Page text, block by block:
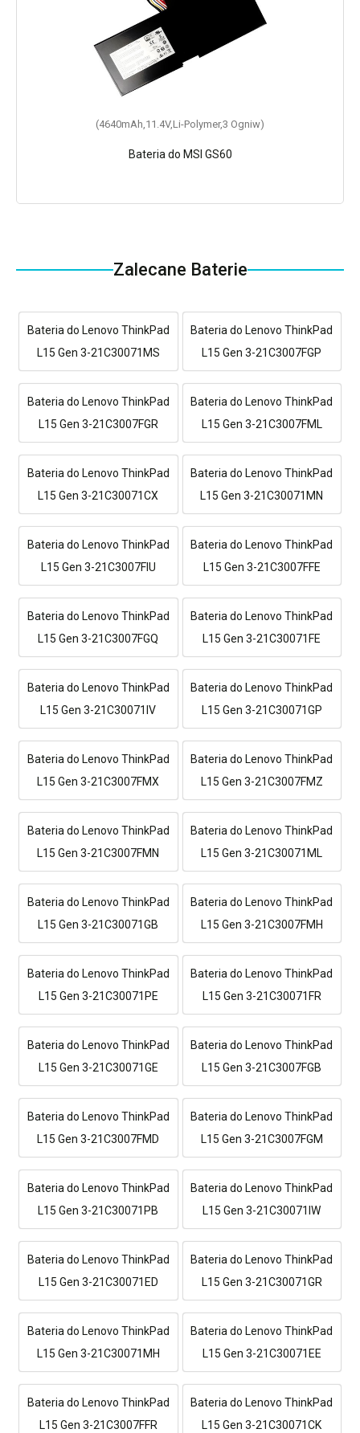
(4640mAh,11.4V,Li-Polymer,3 Ogniw)
Bateria do MSI GS60
Zalecane Baterie
Bateria do Lenovo ThinkPad
L15 Gen 3-21C30071MS
Bateria do Lenovo ThinkPad
L15 Gen 3-21C3007FGP
Bateria do Lenovo ThinkPad
L15 Gen 3-21C3007FGR
Bateria do Lenovo ThinkPad
L15 Gen 3-21C3007FML
Bateria do Lenovo ThinkPad
L15 Gen 3-21C30071CX
Bateria do Lenovo ThinkPad
L15 Gen 3-21C30071MN
Bateria do Lenovo ThinkPad
L15 Gen 3-21C3007FIU
Bateria do Lenovo ThinkPad
L15 Gen 3-21C3007FFE
Bateria do Lenovo ThinkPad
L15 Gen 3-21C3007FGQ
Bateria do Lenovo ThinkPad
L15 Gen 3-21C30071FE
Bateria do Lenovo ThinkPad
L15 Gen 3-21C30071IV
Bateria do Lenovo ThinkPad
L15 Gen 3-21C30071GP
Bateria do Lenovo ThinkPad
L15 Gen 3-21C3007FMX
Bateria do Lenovo ThinkPad
L15 Gen 3-21C3007FMZ
Bateria do Lenovo ThinkPad
L15 Gen 3-21C3007FMN
Bateria do Lenovo ThinkPad
L15 Gen 3-21C30071ML
Bateria do Lenovo ThinkPad
L15 Gen 3-21C30071GB
Bateria do Lenovo ThinkPad
L15 Gen 3-21C3007FMH
Bateria do Lenovo ThinkPad
L15 Gen 3-21C30071PE
Bateria do Lenovo ThinkPad
L15 Gen 3-21C30071FR
Bateria do Lenovo ThinkPad
L15 Gen 3-21C30071GE
Bateria do Lenovo ThinkPad
L15 Gen 3-21C3007FGB
Bateria do Lenovo ThinkPad
L15 Gen 3-21C3007FMD
Bateria do Lenovo ThinkPad
L15 Gen 3-21C3007FGM
Bateria do Lenovo ThinkPad
L15 Gen 3-21C30071PB
Bateria do Lenovo ThinkPad
L15 Gen 3-21C30071IW
Bateria do Lenovo ThinkPad
L15 Gen 3-21C30071ED
Bateria do Lenovo ThinkPad
L15 Gen 3-21C30071GR
Bateria do Lenovo ThinkPad
L15 Gen 3-21C30071MH
Bateria do Lenovo ThinkPad
L15 Gen 3-21C30071EE
Bateria do Lenovo ThinkPad
L15 Gen 3-21C3007FFR
Bateria do Lenovo ThinkPad
L15 Gen 3-21C30071CK